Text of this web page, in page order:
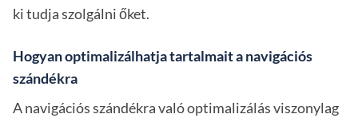
ki tudja szolgálni őket.
Hogyan optimalizálhatja tartalmait a navigációs
szándékra
A navigációs szándékra való optimalizálás viszonylag